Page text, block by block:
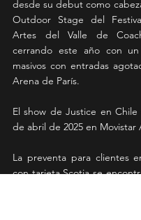
desde su debut como
Outdoor Stage del
Artes del Valle de
cerrando este año con
masivos con entradas
Arena de París.
El show de Justice en Chile
de abril de 2025 en Movistar
La preventa para clientes
con tarjeta Scotia se